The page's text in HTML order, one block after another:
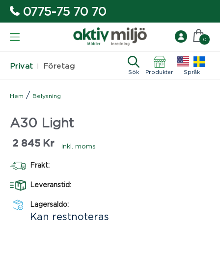
0775-75 70 70
Privat Företag
Sök Produkter Språk
0
Hem / Belysning
A30 Light
2 845 Kr inkl. moms
Frakt:
Leveranstid:
Lagersaldo:
Kan restnoteras